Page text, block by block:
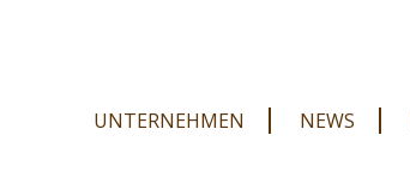
überspringenUNTERNEHMEN NEWS